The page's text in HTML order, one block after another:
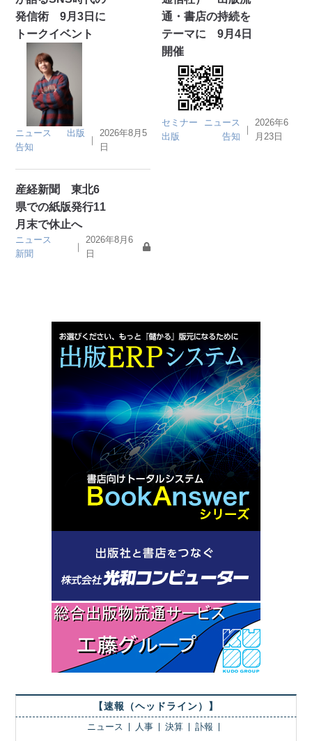
発信術 9月3日に
トークイベント
ニュース
出版
告知
｜
2026年8月5
日
通・書店の持続を
テーマに 9月4日
開催
セミナー
ニュース
出版
告知
｜
2026年6
月23日
産経新聞 東北6
県での紙版発行11
月末で休止へ
ニュース
新聞
｜
2026年8月6
日
【速報（ヘッドライン）】
ニュース 人事 決算 訃報